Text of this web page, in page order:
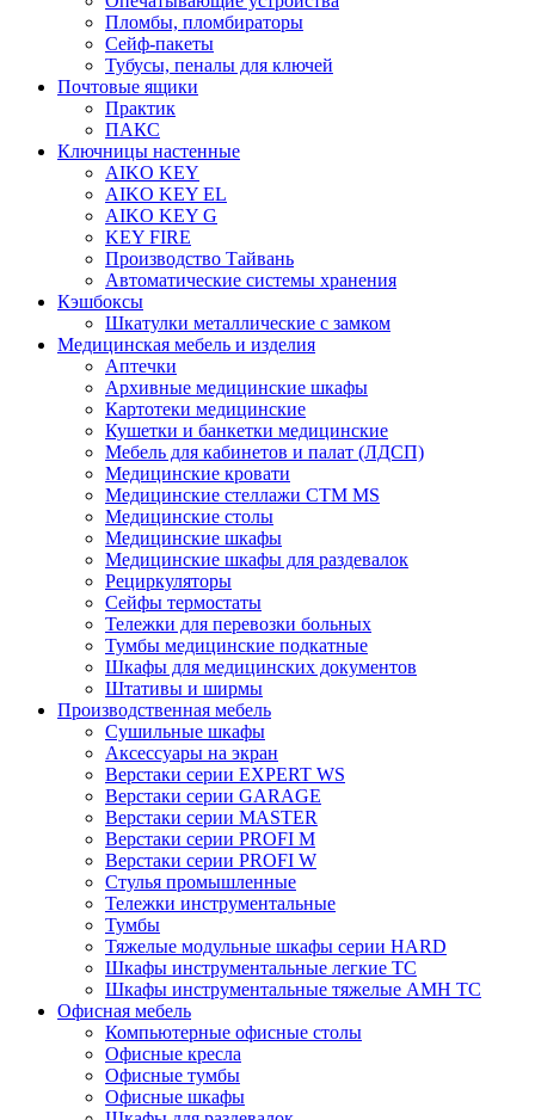
Пломбы, пломбираторы
Сейф-пакеты
Тубусы, пеналы для ключей
Почтовые ящики
Практик
ПАКС
Ключницы настенные
AIKO KEY
AIKO KEY EL
AIKO KEY G
KEY FIRE
Производство Тайвань
Автоматические системы хранения
Кэшбоксы
Шкатулки металлические с замком
Медицинская мебель и изделия
Аптечки
Архивные медицинские шкафы
Картотеки медицинские
Кушетки и банкетки медицинские
Мебель для кабинетов и палат (ЛДСП)
Медицинские кровати
Медицинские стеллажи CTM MS
Медицинские столы
Медицинские шкафы
Медицинские шкафы для раздевалок
Рециркуляторы
Сейфы термостаты
Тележки для перевозки больных
Тумбы медицинские подкатные
Шкафы для медицинских документов
Штативы и ширмы
Производственная мебель
Cушильные шкафы
Аксессуары на экран
Верстаки серии EXPERT WS
Верстаки серии GARAGE
Верстаки серии MASTER
Верстаки серии PROFI M
Верстаки серии PROFI W
Стулья промышленные
Тележки инструментальные
Тумбы
Тяжелые модульные шкафы серии HARD
Шкафы инструментальные легкие ТС
Шкафы инструментальные тяжелые AMH TC
Офисная мебель
Компьютерные офисные столы
Офисные кресла
Офисные тумбы
Офисные шкафы